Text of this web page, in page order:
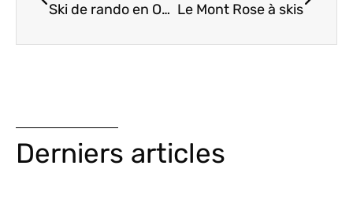
Ski de rando en Oberland Le Mont Rose à skis
Derniers articles